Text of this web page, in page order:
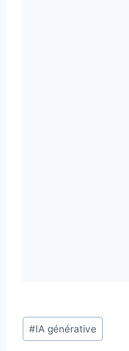
Étiquettes
de
#IA générative